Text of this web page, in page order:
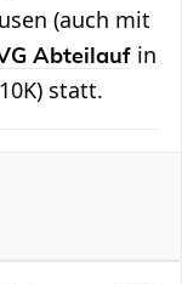
(auch mit
Abteilauf in
statt.